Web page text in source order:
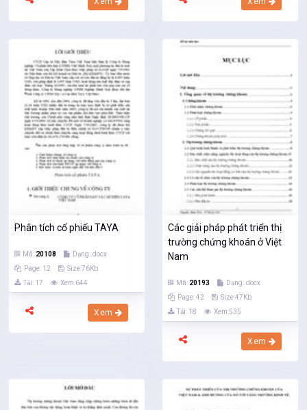
Phân tích cổ phiếu TAYA
Mã: 20108
Dạng:.docx
Page: 12
Size:76Kb
Tải: 17
Xem:644
Xem
Các giải pháp phát triển thị
trường chứng khoán ở Việt
Nam
Mã: 20193
Dạng:.docx
Page: 42
Size:47Kb
Tải: 18
Xem:535
Xem